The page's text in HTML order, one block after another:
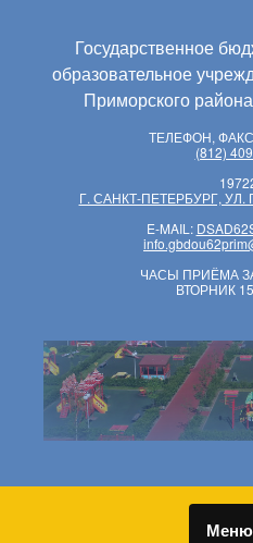
Государственное
образовательное
Приморского
ТЕЛЕФОН,
(812)
Г. САНКТ-ПЕТЕРБУРГ, УЛ.
E-MAIL:
ЧАСЫ ПРИЁМА
ВТОРНИК
Меню